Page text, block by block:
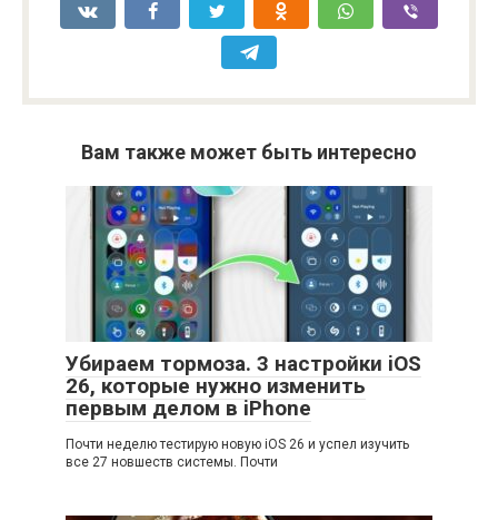
Вам также может быть интересно
Убираем тормоза. 3 настройки iOS
26, которые нужно изменить
первым делом в iPhone
Почти неделю тестирую новую iOS 26 и успел изучить
все 27 новшеств системы. Почти